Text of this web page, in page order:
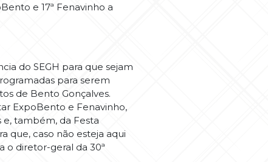
e 17ª Fenavinho a
do SEGH para que sejam
para serem
de Bento Gonçalves.
ExpoBento e Fenavinho,
também, da Festa
que, caso não esteja aqui
o diretor-geral da 30ª